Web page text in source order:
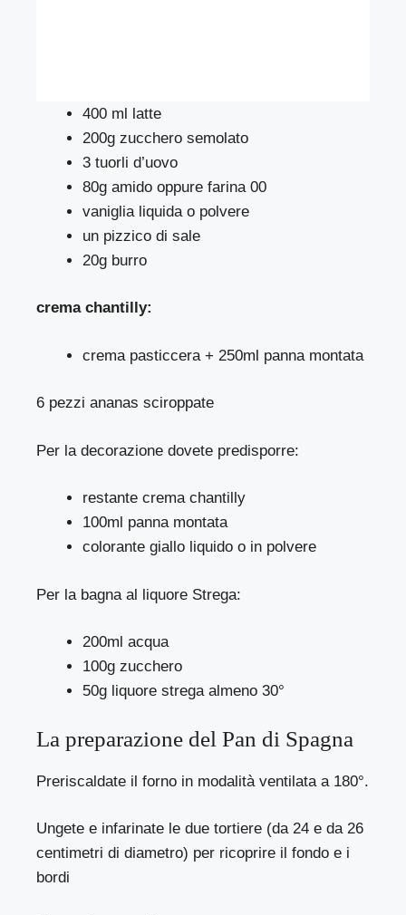
400 ml latte
200g zucchero semolato
3 tuorli d’uovo
80g amido oppure farina 00
vaniglia liquida o polvere
un pizzico di sale
20g burro
crema chantilly:
crema pasticcera + 250ml panna montata
6 pezzi ananas sciroppate
Per la decorazione dovete predisporre:
restante crema chantilly
100ml panna montata
colorante giallo liquido o in polvere
Per la bagna al liquore Strega:
200ml acqua
100g zucchero
50g liquore strega almeno 30°
La preparazione del Pan di Spagna
Preriscaldate il forno in modalità ventilata a 180°.
Ungete e infarinate le due tortiere (da 24 e da 26
centimetri di diametro) per ricoprire il fondo e i
bordi